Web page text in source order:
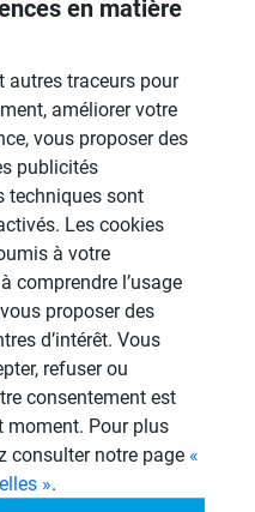
carreler
en matière
autres traceurs pour
améliorer votre
vous proposer des
publicités
techniques sont
Les cookies
à votre
comprendre l’usage
proposer des
d’intérêt. Vous
refuser ou
consentement est
moment. Pour plus
consulter notre page «
».